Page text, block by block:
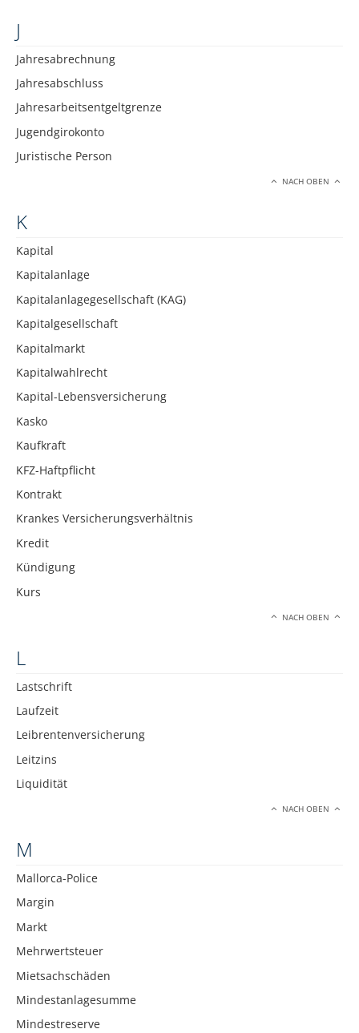
J
Jahresabrechnung
Jahresabschluss
Jahresarbeitsentgeltgrenze
Jugendgirokonto
Juristische Person
NACH OBEN
K
Kapital
Kapitalanlage
Kapitalanlagegesellschaft (KAG)
Kapitalgesellschaft
Kapitalmarkt
Kapitalwahlrecht
Kapital-Lebensversicherung
Kasko
Kaufkraft
KFZ-Haftpflicht
Kontrakt
Krankes Versicherungsverhältnis
Kredit
Kündigung
Kurs
NACH OBEN
L
Lastschrift
Laufzeit
Leibrentenversicherung
Leitzins
Liquidität
NACH OBEN
M
Mallorca-Police
Margin
Markt
Mehrwertsteuer
Mietsachschäden
Mindestanlagesumme
Mindestreserve